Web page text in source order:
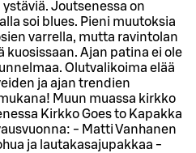
Joutsenessa on
soi blues. Pieni muutoksia
varrella, mutta ravintolan
kuosissaan. Ajan patina ei ole
Olutvalikoima elää
ja ajan trendien
Muun muassa kirkko
Kirkko Goes to Kapakka
- Matti Vanhanen
ja lautakasajupakkaa -